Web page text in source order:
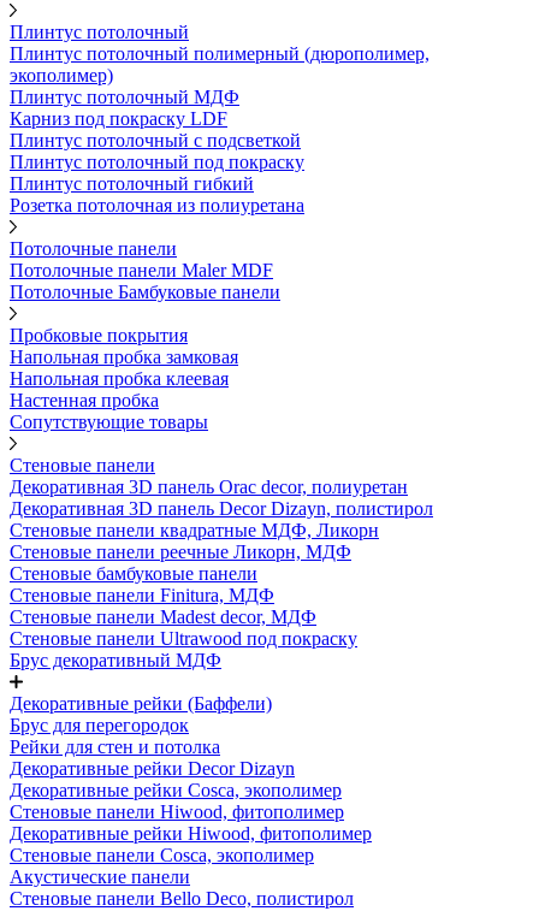
Плинтус потолочный
Плинтус потолочный полимерный (дюрополимер,
экополимер)
Плинтус потолочный МДФ
Карниз под покраску LDF
Плинтус потолочный с подсветкой
Плинтус потолочный под покраску
Плинтус потолочный гибкий
Розетка потолочная из полиуретана
Потолочные панели
Потолочные панели Maler MDF
Потолочные Бамбуковые панели
Пробковые покрытия
Напольная пробка замковая
Напольная пробка клеевая
Настенная пробка
Сопутствующие товары
Стеновые панели
Декоративная 3D панель Orac decor, полиуретан
Декоративная 3D панель Decor Dizayn, полистирол
Стеновые панели квадратные МДФ, Ликорн
Стеновые панели реечные Ликорн, МДФ
Стеновые бамбуковые панели
Стеновые панели Finitura, МДФ
Стеновые панели Madest decor, МДФ
Стеновые панели Ultrawood под покраску
Брус декоративный МДФ
Декоративные рейки (Баффели)
Брус для перегородок
Рейки для стен и потолка
Декоративные рейки Decor Dizayn
Декоративные рейки Cosca, экополимер
Стеновые панели Hiwood, фитополимер
Декоративные рейки Hiwood, фитополимер
Стеновые панели Cosca, экополимер
Акустические панели
Стеновые панели Bello Deco, полистирол